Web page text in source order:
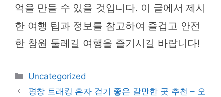
억을 만들 수 있을 것입니다. 이 글에서 제시
한 여행 팁과 정보를 참고하여 즐겁고 안전
한 창원 둘레길 여행을 즐기시길 바랍니다!
카
테
Uncategorized
평창 트래킹 혼자 걷기 좋은 갈만한 곳 추천 – 오